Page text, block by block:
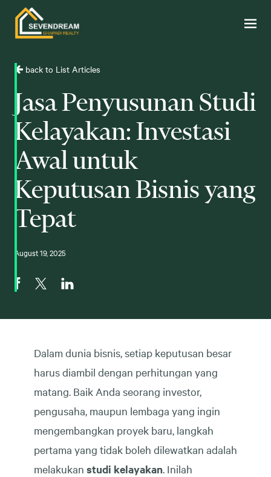
back to List Articles
Jasa Penyusunan Studi
Kelayakan: Investasi
Awal untuk
Keputusan Bisnis yang
Tepat
August 19, 2025
Dalam dunia bisnis, setiap keputusan besar
harus diambil dengan perhitungan yang
matang. Baik Anda seorang investor,
pengusaha, maupun lembaga yang ingin
mengembangkan proyek baru, langkah
pertama yang tidak boleh dilewatkan adalah
melakukan studi kelayakan. Inilah